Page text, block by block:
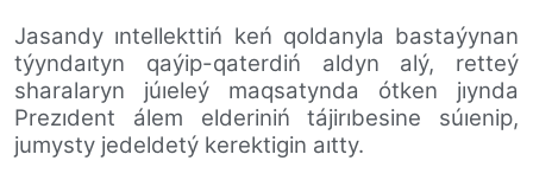
Jasandy ıntellekttiń keń qoldanyla bastaýynan
týyndaıtyn qaýip-qaterdiń aldyn alý, retteý
sharalaryn júıeleý maqsatynda ótken jıynda
Prezıdent álem elderiniń tájirıbesine súıenip,
jumysty jedeldetý kerektigin aıtty.